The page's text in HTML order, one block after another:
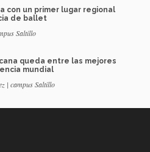
con un primer lugar regional
de ballet
Saltillo
queda entre las mejores
mundial
| campus Saltillo